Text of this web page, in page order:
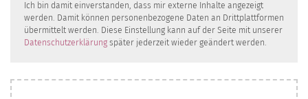
Ich bin damit einverstanden, dass mir externe Inhalte angezeigt
werden. Damit können personenbezogene Daten an Drittplattformen
übermittelt werden. Diese Einstellung kann auf der Seite mit unserer
Datenschutzerklärung später jederzeit wieder geändert werden.